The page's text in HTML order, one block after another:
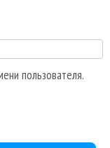
пользователя.